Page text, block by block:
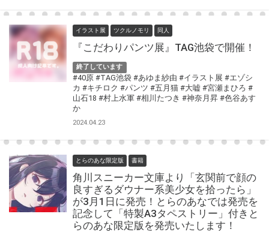
イラスト展 ツクルノモリ 同人
『こだわりパンツ展』TAG池袋で開催！
終了しています
#40原 #TAG池袋 #あゆま紗由 #イラスト展 #エゾシ
カ #キチロク #パンツ #五月猫 #大嘘 #宮瀬まひろ #
山石18 #村上水軍 #相川たつき #神奈月昇 #色谷あす
か
2024.04.23
とらのあな限定版 書籍
角川スニーカー文庫より「玄関前で顔の
良すぎるダウナー系美少女を拾ったら」
が3月1日に発売！とらのあなでは発売を
記念して「特製A3タペストリー」付きと
らのあな限定版を発売いたします！